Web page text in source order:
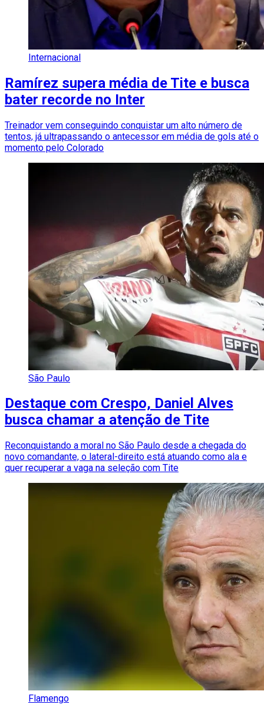
Internacional
Ramírez supera média de Tite e busca
bater recorde no Inter
Treinador vem conseguindo conquistar um alto número de
tentos, já ultrapassando o antecessor em média de gols até o
momento pelo Colorado
São Paulo
Destaque com Crespo, Daniel Alves
busca chamar a atenção de Tite
Reconquistando a moral no São Paulo desde a chegada do
novo comandante, o lateral-direito está atuando como ala e
quer recuperar a vaga na seleção com Tite
Flamengo